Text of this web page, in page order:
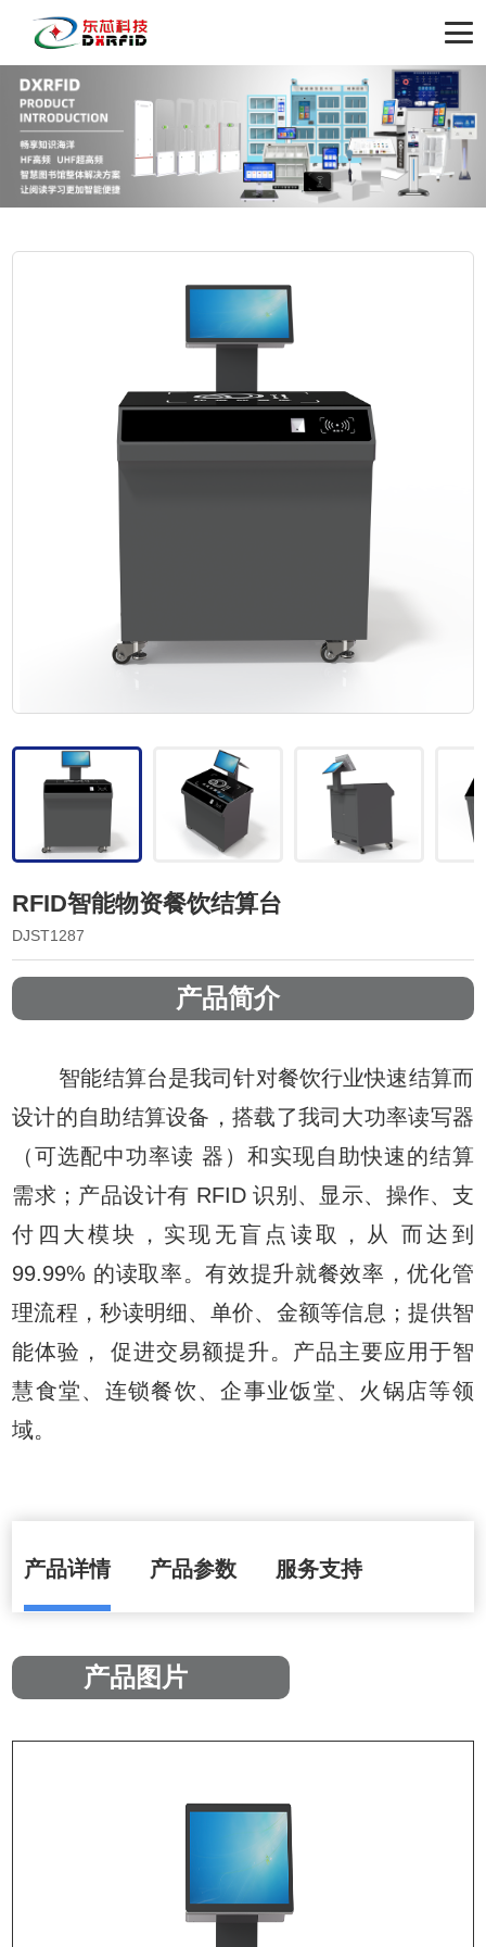
RFID智能物资餐饮结算台
DJST1287
产品简介
智能结算台是我司针对餐饮行业快速结算而
设计的自助结算设备，搭载了我司大功率读写器
（可选配中功率读 器）和实现自助快速的结算
需求；产品设计有 RFID 识别、显示、操作、支
付四大模块，实现无盲点读取，从 而达到
99.99% 的读取率。有效提升就餐效率，优化管
理流程，秒读明细、单价、金额等信息；提供智
能体验， 促进交易额提升。产品主要应用于智
慧食堂、连锁餐饮、企事业饭堂、火锅店等领
域。
产品详情 产品参数 服务支持
产品图片